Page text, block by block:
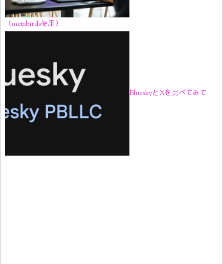
（metabirds使用）
BlueskyとXを比べてみて